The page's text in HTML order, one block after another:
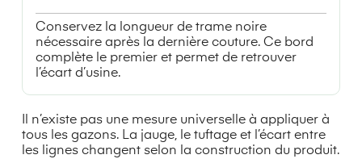
Conservez la longueur de trame noire
nécessaire après la dernière couture. Ce bord
complète le premier et permet de retrouver
l’écart d’usine.
Il n’existe pas une mesure universelle à appliquer à
tous les gazons. La jauge, le tuftage et l’écart entre
les lignes changent selon la construction du produit.